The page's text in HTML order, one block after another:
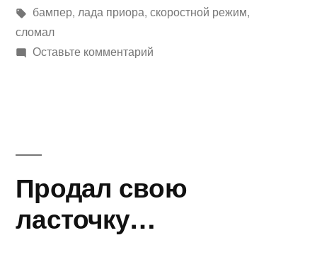
в
Метки:
бампер, лада приора, скоростной режим,
сломал
Оставьте комментарийк
для
приора…
Продал свою
ласточку…